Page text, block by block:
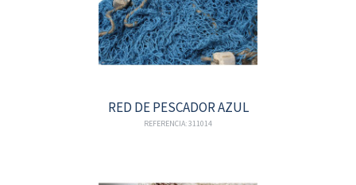
RED DE PESCADOR AZUL
REFERENCIA: 311014